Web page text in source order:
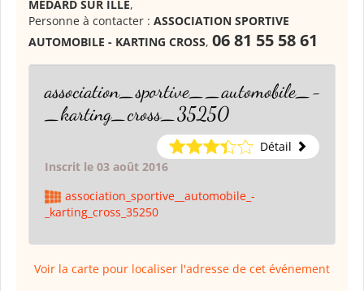
MEDARD SUR ILLE,
Personne à contacter : ASSOCIATION SPORTIVE
AUTOMOBILE - KARTING CROSS, 06 81 55 58 61
association_sportive__automobile_-
_karting_cross_35250
Détail
Inscrit le 03 août 2016
association_sportive__automobile_-
_karting_cross_35250
Voir la carte pour localiser l'adresse de cet événement